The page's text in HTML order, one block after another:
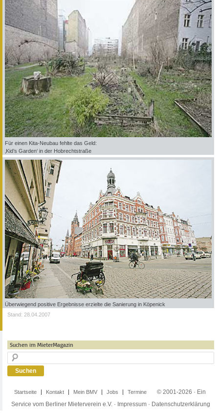
Für einen Kita-Neubau fehlte das Geld:
‚Kid’s Garden‘ in der Hobrechtstraße
Überwiegend positive Ergebnisse erzielte die Sanierung in Köpenick
Stand: 28.04.2007
Suchen im MieterMagazin
Startseite Kontakt Mein BMV Jobs Termine
© 2001-2026 · Ein
Service vom Berliner Mieterverein e.V. · Impressum · Datenschutzerklärung